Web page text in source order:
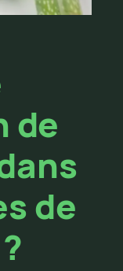
de
de